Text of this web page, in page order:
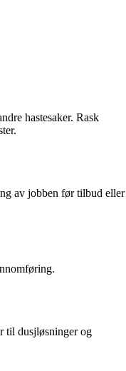
hastesaker. Rask
av jobben før tilbud eller
til dusjløsninger og